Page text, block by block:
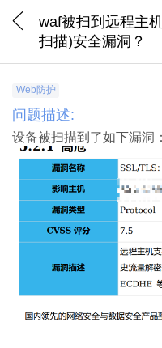
waf被扫到远程主
扫描)安全漏洞？
Web防护
问题描述:
设备被扫描到了如下漏洞：